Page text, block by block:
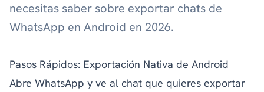
necesitas saber sobre exportar chats de
WhatsApp en Android en 2026.
Pasos Rápidos: Exportación Nativa de Android
Abre WhatsApp y ve al chat que quieres exportar